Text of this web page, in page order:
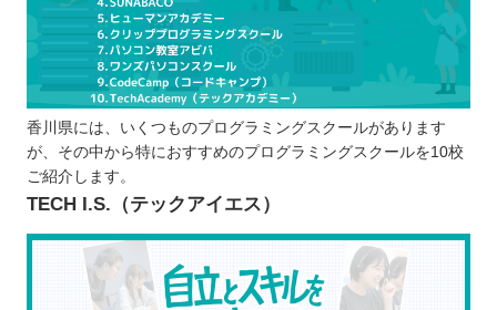
通学かオンラインか受講方法で選ぶ
適切な料金や規約を重視して選ぶ
プログラムスクールで学習するメリット
自分だけでは理解できないところを質問で
きる
効率良くプログラミングの学習ができる
エンジニアを目指せるスキルを身に付けら
ポートフォリオの作成が可能
プログラムスクールで学ぶ際の注意点
香川県には、いくつものプログラミングスクールがあります
が、その中から特におすすめのプログラミングスクールを10校
ご紹介します。
TECH I.S.（テックアイエス）